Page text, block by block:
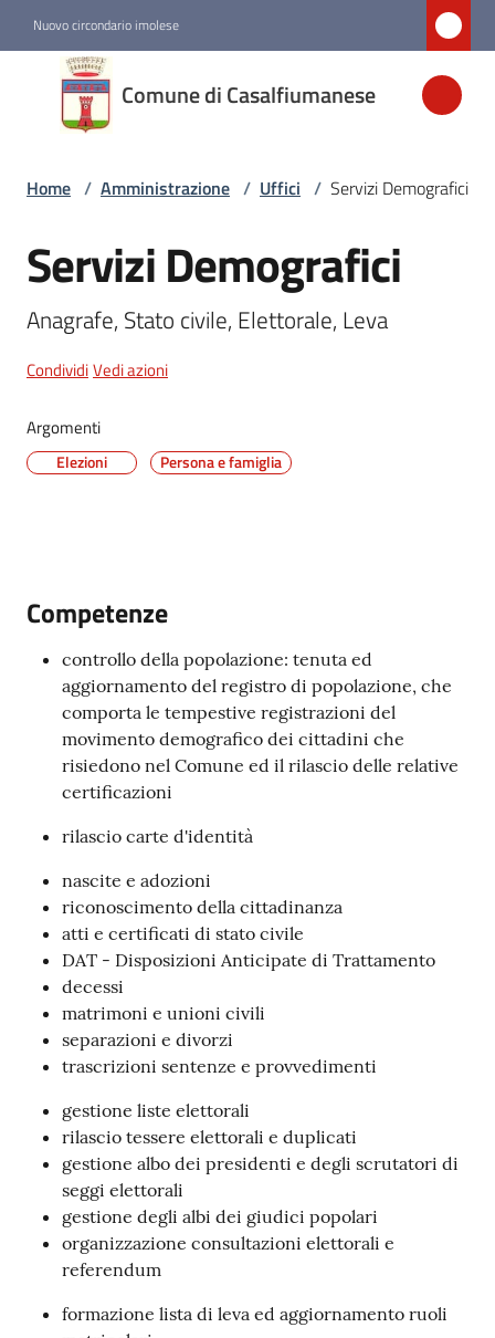
Nuovo circondario imolese
Comune di Casalfiumanese
Comune di
Casalfiumanese
Amministrazione
Novità
Casalfiumanese
on-
argomenti
Home / Amministrazione / Uffici / Servizi Demografici
Salta al contenuto
Servizi Demografici
Anagrafe, Stato civile, Elettorale, Leva
CondividiVedi azioni
Argomenti
Elezioni Persona e famiglia
Competenze
controllo della popolazione: tenuta ed
aggiornamento del registro di popolazione, che
comporta le tempestive registrazioni del
movimento demografico dei cittadini che
risiedono nel Comune ed il rilascio delle relative
certificazioni
rilascio carte d'identità
nascite e adozioni
riconoscimento della cittadinanza
atti e certificati di stato civile
DAT - Disposizioni Anticipate di Trattamento
decessi
matrimoni e unioni civili
separazioni e divorzi
trascrizioni sentenze e provvedimenti
gestione liste elettorali
rilascio tessere elettorali e duplicati
gestione albo dei presidenti e degli scrutatori di
seggi elettorali
gestione degli albi dei giudici popolari
organizzazione consultazioni elettorali e
referendum
formazione lista di leva ed aggiornamento ruoli